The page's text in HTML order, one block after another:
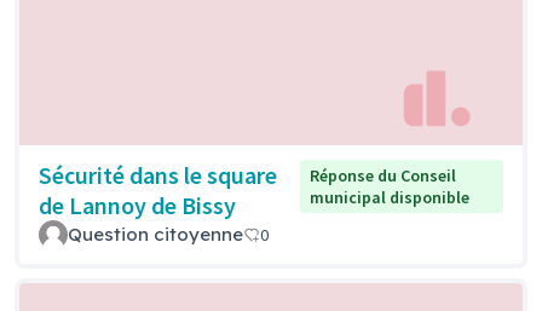
Sécurité dans le square
de Lannoy de Bissy
Réponse du Conseil
municipal disponible
Question citoyenne 0